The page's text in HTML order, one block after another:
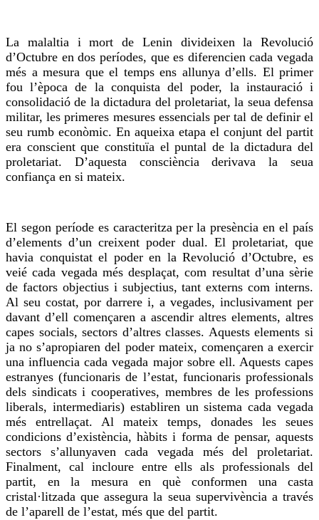
La malaltia i mort de Lenin divideixen la Revolució
d’Octubre en dos períodes, que es diferencien cada vegada
més a mesura que el temps ens allunya d’ells. El primer
fou l’època de la conquista del poder, la instauració i
consolidació de la dictadura del proletariat, la seua defensa
militar, les primeres mesures essencials per tal de definir el
seu rumb econòmic. En aqueixa etapa el conjunt del partit
era conscient que constituïa el puntal de la dictadura del
proletariat. D’aquesta consciència derivava la seua
confiança en si mateix.
El segon període es caracteritza per la presència en el país
d’elements d’un creixent poder dual. El proletariat, que
havia conquistat el poder en la Revolució d’Octubre, es
veié cada vegada més desplaçat, com resultat d’una sèrie
de factors objectius i subjectius, tant externs com interns.
Al seu costat, por darrere i, a vegades, inclusivament per
davant d’ell començaren a ascendir altres elements, altres
capes socials, sectors d’altres classes. Aquests elements si
ja no s’apropiaren del poder mateix, començaren a exercir
una influencia cada vegada major sobre ell. Aquests capes
estranyes (funcionaris de l’estat, funcionaris professionals
dels sindicats i cooperatives, membres de les professions
liberals, intermediaris) establiren un sistema cada vegada
més entrellaçat. Al mateix temps, donades les seues
condicions d’existència, hàbits i forma de pensar, aquests
sectors s’allunyaven cada vegada més del proletariat.
Finalment, cal incloure entre ells als professionals del
partit, en la mesura en què conformen una casta
cristal·litzada que assegura la seua supervivència a través
de l’aparell de l’estat, més que del partit.